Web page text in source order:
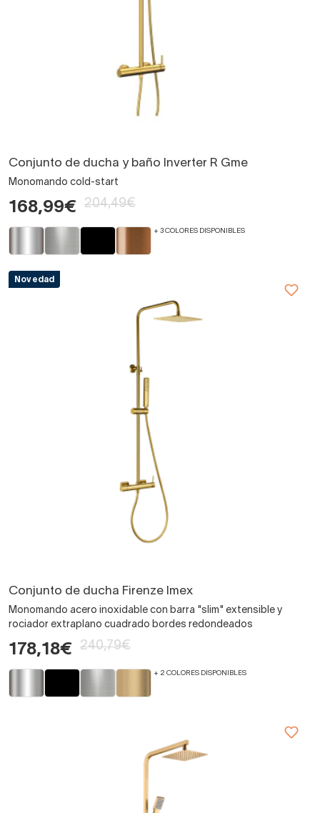
Conjunto de ducha y baño Inverter R Gme
Monomando cold-start
168,99€ 204,49€
+ 3 COLORES DISPONIBLES
Novedad
Conjunto de ducha Firenze Imex
Monomando acero inoxidable con barra "slim" extensible y
rociador extraplano cuadrado bordes redondeados
178,18€ 240,79€
+ 2 COLORES DISPONIBLES